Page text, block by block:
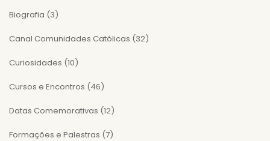
Biografia (3)
Canal Comunidades Católicas (32)
Curiosidades (10)
Cursos e Encontros (46)
Datas Comemorativas (12)
Formações e Palestras (7)